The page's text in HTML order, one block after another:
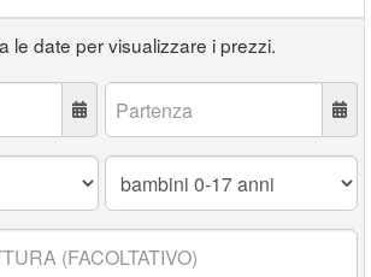
le date per visualizzare i prezzi.
Partenza:
Bambini
17